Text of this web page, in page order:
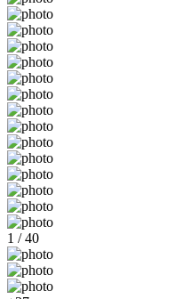
1 / 40